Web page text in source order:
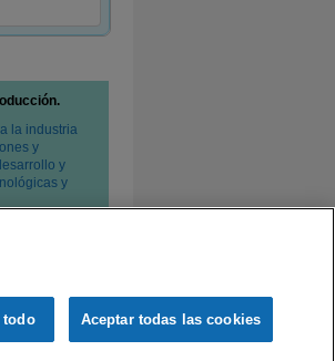
la industria
y
y
y
de venta
todo Aceptar todas las cookies